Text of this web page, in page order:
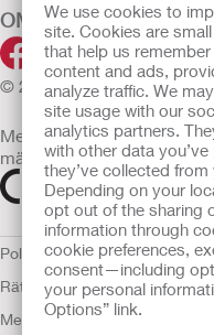
We use cookies to
site. Cookies are
that help us
content and ads,
analyze traffic. We
site usage with our
analytics partners.
with other data
they’ve collected
Depending on your
opt out of the sharing
information through
cookie preferences,
consent—including
your personal
Options” link.
OM OSS
© 2026 Hollister
Medicintekniska enheter
märkta med någon av
Policy för Mänskliga
Rättigheter Användarvillkor
Meddelande till Visselblåsare